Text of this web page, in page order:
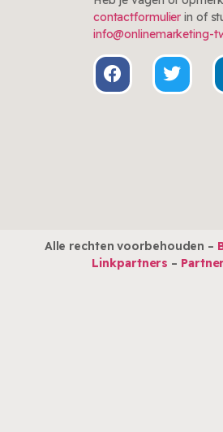
Klik
contactformulier in of
info@onlinemarketing-
Alle rechten voorbehouden –
Linkpartners –